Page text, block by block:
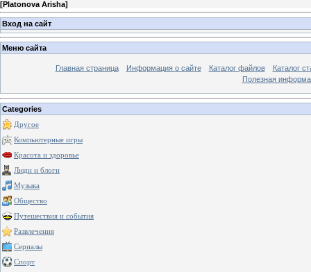
[Platonova Arisha]
Вход на сайт
Меню сайта
Главная страница Информация о сайте Каталог файлов
Каталог
Полезная
Categories
Другое
Компьютерные игры
Красота и здоровье
Люди и блоги
Музыка
Общество
Путешествия и события
Развлечения
Сериалы
Спорт